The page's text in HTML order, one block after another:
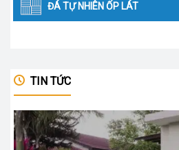
ĐÁ TỰ NHIÊN ỐP LÁT
TIN TỨC